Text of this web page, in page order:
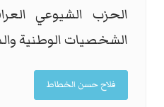
الحزب الشيوعي
الشخصيات الوطنية
فلاح حسن الخطاط